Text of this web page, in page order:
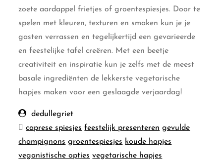
zoete aardappel frietjes of groentespiesjes. Door te
spelen met kleuren, texturen en smaken kun je je
gasten verrassen en tegelijkertijd een gevarieerde
en feestelijke tafel creëren. Met een beetje
creativiteit en inspiratie kun je zelfs met de meest
basale ingrediënten de lekkerste vegetarische
hapjes maken voor een geslaagde verjaardag!
dedullegriet
caprese spiesjes feestelijk presenteren gevulde
champignons groentespiesjes koude hapjes
veganistische opties vegetarische hapjes